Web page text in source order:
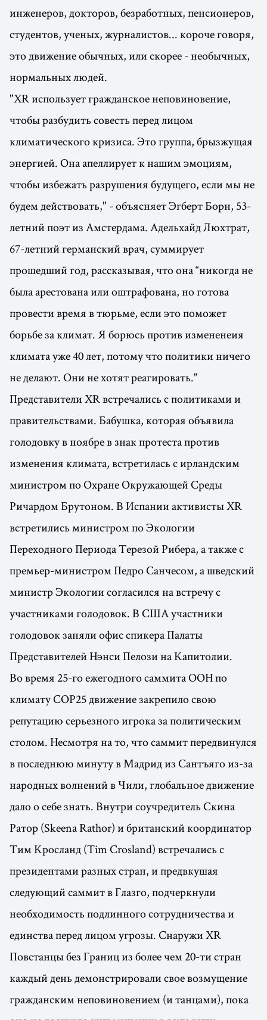
инженеров, докторов, безработных, пенсионеров,
студентов, ученых, журналистов... короче говоря,
это движение обычных, или скорее - необычных,
нормальных людей.
"XR использует гражданское неповиновение,
чтобы разбудить совесть перед лицом
климатического кризиса. Это группа, брызжущая
энергией. Она апеллирует к нашим эмоциям,
чтобы избежать разрушения будущего, если мы не
будем действовать," - объясняет Эгберт Борн, 53-
летний поэт из Амстердама. Адельхайд Люхтрат,
67-летний германский врач, суммирует
прошедший год, рассказывая, что она “никогда не
была арестована или оштрафована, но готова
провести время в тюрьме, если это поможет
борьбе за климат. Я борюсь против измененеия
климата уже 40 лет, потому что политики ничего
не делают. Они не хотят реагировать."
Представители XR встречались с политиками и
правительствами. Бабушка, которая объявила
голодовку в ноябре в знак протеста против
изменения климата, встретилась с ирландским
министром по Охране Окружающей Среды
Ричардом Брутоном. В Испании активисты XR
встретились министром по Экологии
Переходного Периода Терезой Рибера, а также с
премьер-министром Педро Санчесом, а шведский
министр Экологии согласился на встречу с
участниками голодовок. В США участники
голодовок заняли офис спикера Палаты
Представителей Нэнси Пелози на Капитолии.
Во время 25-го ежегодного саммита ООН по
климату COP25 движение закрепило свою
репутацию серьезного игрока за политическим
столом. Несмотря на то, что саммит передвинулся
в последнюю минуту в Мадрид из Сантъяго из-за
народных волнений в Чили, глобальное движение
дало о себе знать. Внутри соучредитель Скина
Ратор (Skeena Rathor) и британский координатор
Тим Кросланд (Tim Crosland) встречались с
президентами разных стран, и предвкушая
следующий саммит в Глазго, подчеркнули
необходимость подлинного сотрудничества и
единства перед лицом угрозы. Снаружи XR
Повстанцы без Границ из более чем 20-ти стран
каждый день демонстрировали свое возмущение
гражданским неповиновением (и танцами), пока